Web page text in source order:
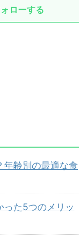
ローする
年齢別の最適な食
った5つのメリッ